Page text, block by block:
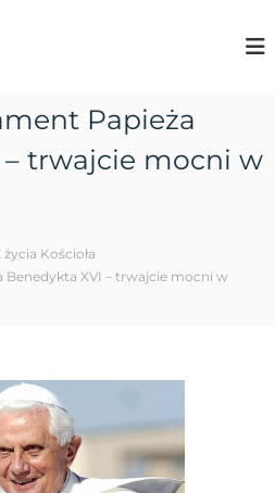
Papieża
– trwajcie mocni w
życia Kościoła
XVI – trwajcie mocni w